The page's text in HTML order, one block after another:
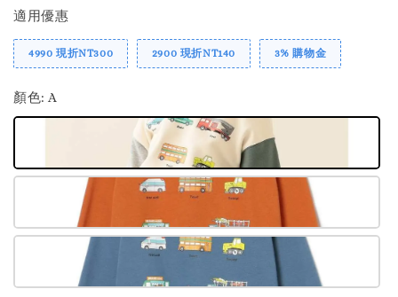
適用優惠
4990 現折NT300 2900 現折NT140 3% 購物金
顏色: A